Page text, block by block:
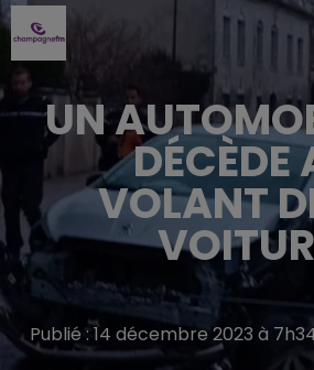
UN
DÉCÈDE
VOLANT
Publié : 14 décembre 2023 à